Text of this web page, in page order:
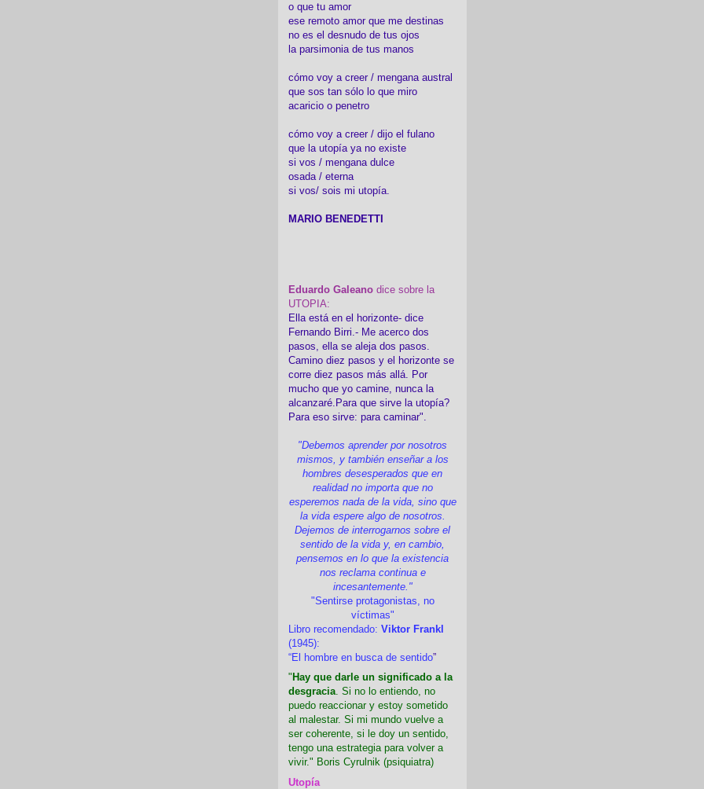
o que tu amor
ese remoto amor que me destinas
no es el desnudo de tus ojos
la parsimonia de tus manos
cómo voy a creer / mengana austral
que sos tan sólo lo que miro
acaricio o penetro
cómo voy a creer / dijo el fulano
que la utopía ya no existe
si vos / mengana dulce
osada / eterna
si vos/ sois mi utopía.
MARIO BENEDETTI
Eduardo Galeano dice sobre la
UTOPIA:
Ella está en el horizonte- dice
Fernando Birri.- Me acerco dos
pasos, ella se aleja dos pasos.
Camino diez pasos y el horizonte se
corre diez pasos más allá. Por
mucho que yo camine, nunca la
alcanzaré.Para que sirve la utopía?
Para eso sirve: para caminar".
"Debemos aprender por nosotros
mismos, y también enseñar a los
hombres desesperados que en
realidad no importa que no
esperemos nada de la vida, sino que
la vida espere algo de nosotros.
Dejemos de interrogarnos sobre el
sentido de la vida y, en cambio,
pensemos en lo que la existencia
nos reclama continua e
incesantemente."
"Sentirse protagonistas, no
víctimas"
Libro recomendado: Viktor Frankl
(1945):
“El hombre en busca de sentido”
" Hay que darle un significado a la
desgracia. Si no lo entiendo, no
puedo reaccionar y estoy sometido
al malestar. Si mi mundo vuelve a
ser coherente, si le doy un sentido,
tengo una estrategia para volver a
vivir." Boris Cyrulnik (psiquiatra)
Utopía